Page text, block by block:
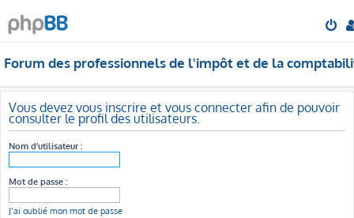
Forum des professionnels de l'impôt et de la
Vous devez vous inscrire et vous connecter afin de pouvoir
consulter le profil des utilisateurs.
Nom d’utilisateur :
Mot de passe :
J’ai oublié mon mot de passe